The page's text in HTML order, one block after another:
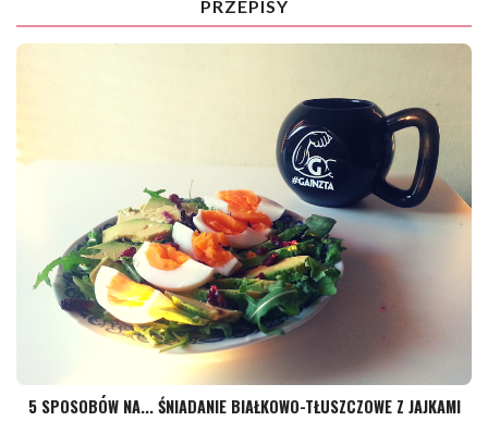
PRZEPISY
5 SPOSOBÓW NA... ŚNIADANIE BIAŁKOWO-TŁUSZCZOWE Z JAJKAMI